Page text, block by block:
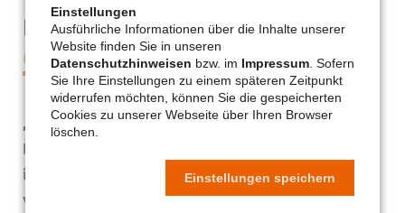
Infos & Kontaktdaten der
Organisation
„Die Kirche zu Marbach ist eine der ältesten
Kirchen im Erfurtischen Lande gewesen. Sie ist
im Jahre nach Christi Geburt 1211 erbaut und
von dem Bischofe zu Havelberg, Siegbod, unter
Einstellungen
Ausführliche Informationen über die Inhalte unserer
Website finden Sie in unseren
Datenschutzhinweisen bzw. im Impressum . Sofern
Sie Ihre Einstellungen zu einem späteren Zeitpunkt
widerrufen möchten, können Sie die gespeicherten
Cookies zu unserer Webseite über Ihren Browser
löschen.
Einstellungen speichern